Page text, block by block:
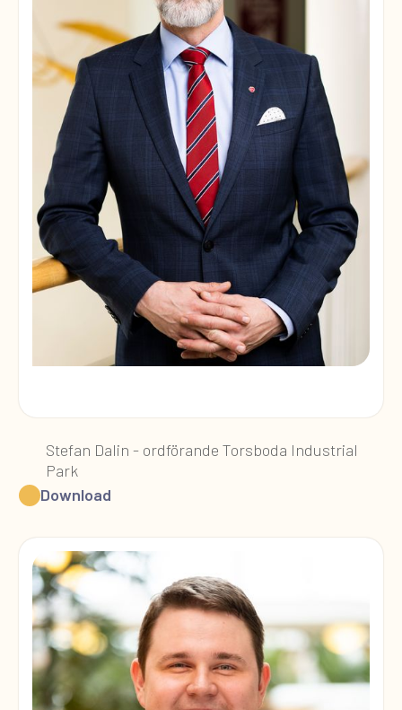
Stefan Dalin - ordförande Torsboda Industrial
Park
Download